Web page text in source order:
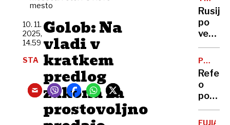
mesto
Golob: Na
vladi v
kratkem
predlog
zakona za
prostovoljno
10. 11.
2025,
14.59
STA
in
Matej
Raščan
zapor
OROŽJA
Rusija
po
več
spet
o
o
ne
FUJIAN